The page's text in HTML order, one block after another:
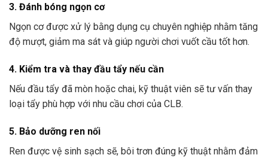
3. Đánh bóng ngọn cơ
Ngọn cơ được xử lý bằng dụng cụ chuyên nghiệp nhằm tăng
độ mượt, giảm ma sát và giúp người chơi vuốt cầu tốt hơn.
4. Kiểm tra và thay đầu tẩy nếu cần
Nếu đầu tẩy đã mòn hoặc chai, kỹ thuật viên sẽ tư vấn thay
loại tẩy phù hợp với nhu cầu chơi của CLB.
5. Bảo dưỡng ren nối
Ren được vệ sinh sạch sẽ, bôi trơn đúng kỹ thuật nhằm đảm